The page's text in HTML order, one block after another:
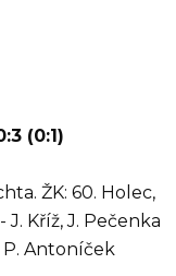
(0:1)
ŽK: 60. Holec,
Kříž, J. Pečenka
P. Antoníček